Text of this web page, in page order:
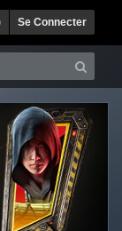
Se Connecter